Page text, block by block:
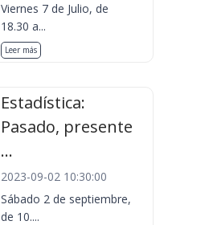
Viernes 7 de Julio, de
18.30 a...
Leer más
Estadística:
Pasado, presente
...
2023-09-02 10:30:00
Sábado 2 de septiembre,
de 10....